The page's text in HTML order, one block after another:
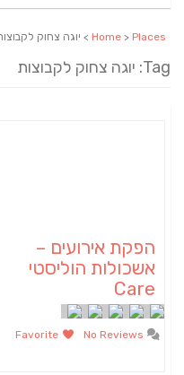
Home > Places > יוגה צחוק
Tag: יוגה צחוק לקבוצות
הפקת אירועים –
אשכולות הוליסטי
Care